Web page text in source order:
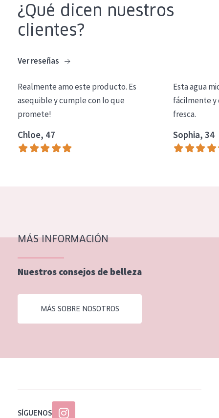
Expert
TIPO DE PIEL
Piel mixata o grasa
Piel madura
Piel menopáusica
¿Qué dicen nuestros
clientes?
Ver reseñas
Realmente amo este producto. Es
asequible y cumple con lo que
promete!
Chloe, 47
Esta agua
fácilmente y
fresca.
Sophia, 34
MÁS INFORMACIÓN
Nuestros consejos de belleza
MÁS SOBRE NOSOTROS
SÍGUENOS